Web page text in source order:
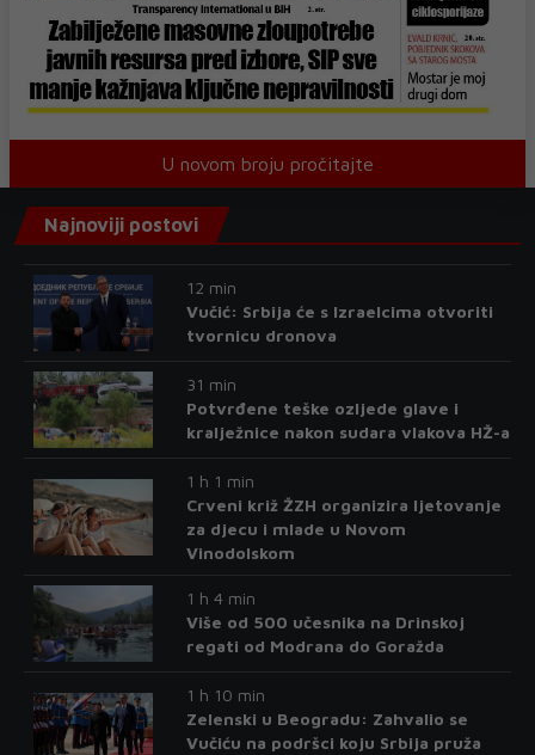
U novom broju pročitajte
Najnoviji postovi
12 min
Vučić: Srbija će s Izraelcima otvoriti
tvornicu dronova
31 min
Potvrđene teške ozljede glave i
kralježnice nakon sudara vlakova HŽ-a
1 h 1 min
Crveni križ ŽZH organizira ljetovanje
za djecu i mlade u Novom
Vinodolskom
1 h 4 min
Više od 500 učesnika na Drinskoj
regati od Modrana do Goražda
1 h 10 min
Zelenski u Beogradu: Zahvalio se
Vučiću na podršci koju Srbija pruža